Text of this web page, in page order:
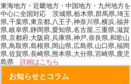
東海地方・近畿地方・中国地方・九州地方を
中心に全国対応 茨城県,栃木県,群馬県,埼玉
県,千葉県,東京都,八王子,神奈川県,横浜,福井
県,岐阜県,静岡県,愛知県,名古屋,三重県,滋賀
県,京都府,大阪府,兵庫県,神戸,奈良県,和歌山
県,鳥取県,島根県,岡山県,広島県,山口県,福岡
県,佐賀県,長崎県,熊本県,大分県,宮崎県,鹿児
島県 詳細はこちら
お知らせとコラム